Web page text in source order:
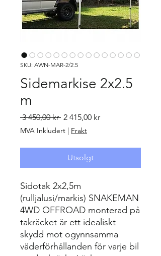
SKU: AWN-MAR-2/2.5
Sidemarkise 2x2.5
m
3 450,00 kr Vanlig pris
2 415,00 krSalgspris
MVA Inkludert | Frakt
Utsolgt
Sidotak 2x2,5m
(rulljalusi/markis) SNAKEMAN
4WD OFFROAD monterad på
takräcket är ett idealiskt
skydd mot ogynnsamma
väderförhållanden för varje bil